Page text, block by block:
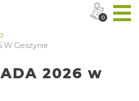
W Cieszynie
2026 w
0